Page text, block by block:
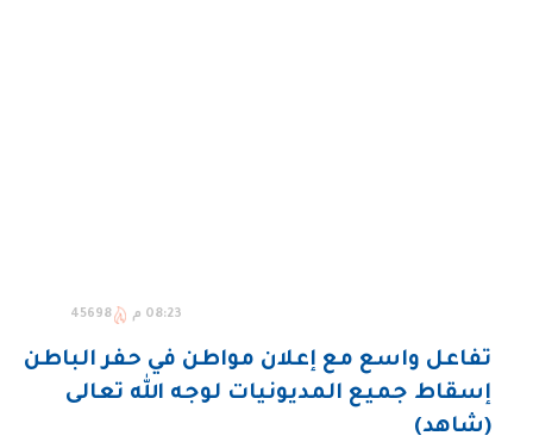
08:23 م 45698
تفاعل واسع مع إعلان مواطن في حفر الباطن
إسقاط جميع المديونيات لوجه الله تعالى
(شاهد)